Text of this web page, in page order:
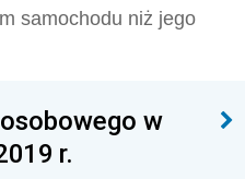
samochodu niż jego
w
r.